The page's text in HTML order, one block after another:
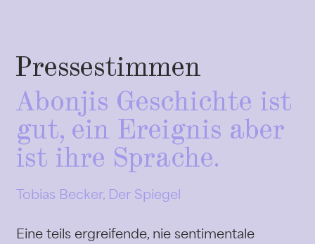
Pressestimmen
Abonjis Geschichte ist
gut, ein Ereignis aber
ist ihre Sprache.
Tobias Becker, Der Spiegel
Eine teils ergreifende, nie sentimentale